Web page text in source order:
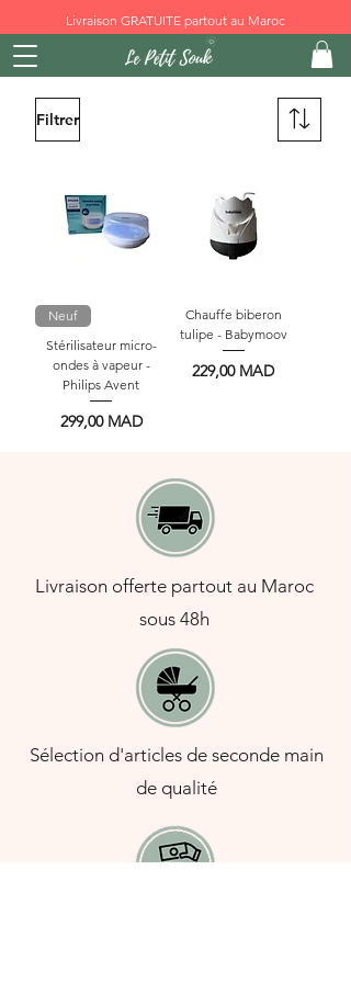
Livraison GRATUITE partout au Maroc
Filtrer
Neuf
Stérilisateur micro-
ondes à vapeur -
Philips Avent
Prix
299,00 MAD
Chauffe biberon
tulipe - Babymoov
Prix
229,00 MAD
Livraison offerte partout au Maroc
sous 48h
Sélection d'articles de seconde main
de qualité